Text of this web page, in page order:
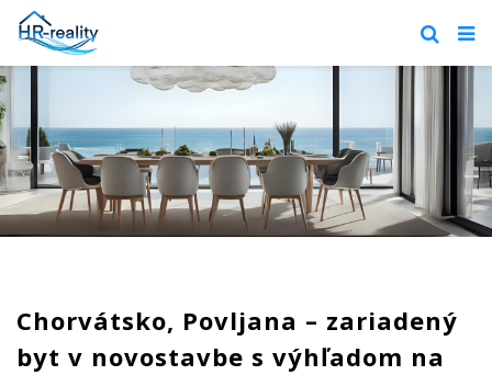
Chorvátsko, Povljana – zariadený
byt v novostavbe s výhľadom na